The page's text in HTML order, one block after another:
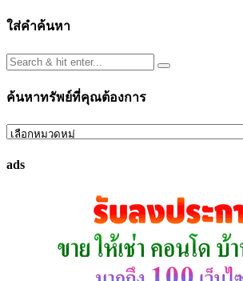
ใส่คำค้นหา
ค้นหาทรัพย์ที่คุณต้องการ
ค้นหา
ที่
ads